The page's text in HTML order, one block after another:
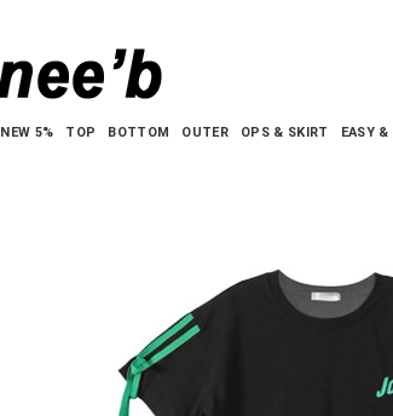
NEW 5% TOP BOTTOM OUTER OPS & SKIRT EASY &